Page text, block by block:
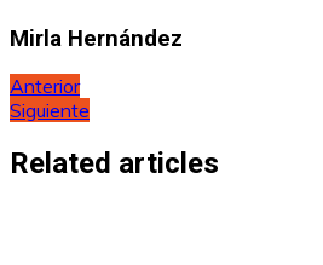
Mirla Hernández
Navegación
de
entradas
Anterior
Siguiente
Related articles